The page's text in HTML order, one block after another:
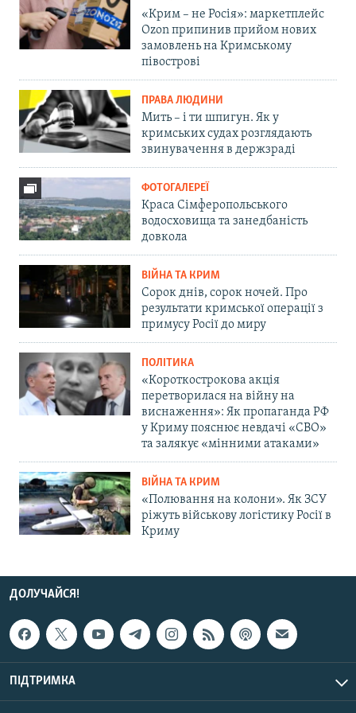
«Крим – не Росія»: маркетплейс
Ozon припинив прийом нових
замовлень на Кримському
півострові
ПРАВА ЛЮДИНИ
Мить – і ти шпигун. Як у
кримських судах розглядають
звинувачення в держзраді
ФОТОГАЛЕРЕЇ
Краса Сімферопольського
водосховища та занедбаність
довкола
ВІЙНА ТА КРИМ
Сорок днів, сорок ночей. Про
результати кримської операції з
примусу Росії до миру
ПОЛІТИКА
«Короткострокова акція
перетворилася на війну на
виснаження»: Як пропаганда РФ
у Криму пояснює невдачі «СВО»
та залякує «мінними атаками»
ВІЙНА ТА КРИМ
«Полювання на колони». Як ЗСУ
ріжуть військову логістику Росії в
Криму
ДОЛУЧАЙСЯ!
ПІДТРИМКА